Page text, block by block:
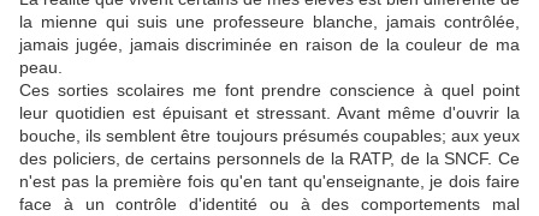
la mienne qui suis une professeure blanche, jamais contrôlée,
jamais jugée, jamais discriminée en raison de la couleur de ma
peau.
Ces sorties scolaires me font prendre conscience à quel point
leur quotidien est épuisant et stressant. Avant même d'ouvrir la
bouche, ils semblent être toujours présumés coupables; aux yeux
des policiers, de certains personnels de la RATP, de la SNCF. Ce
n'est pas la première fois qu'en tant qu'enseignante, je dois faire
face à un contrôle d'identité ou à des comportements mal